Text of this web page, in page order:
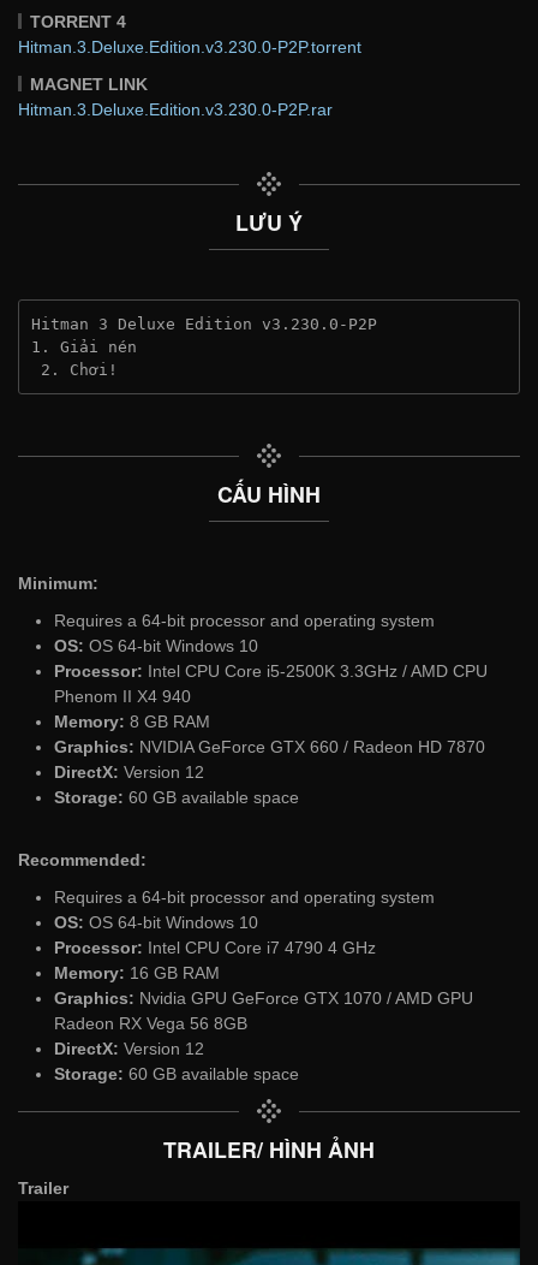
TORRENT 4
Hitman.3.Deluxe.Edition.v3.230.0-P2P.torrent
MAGNET LINK
Hitman.3.Deluxe.Edition.v3.230.0-P2P.rar
LƯU Ý
Hitman 3 Deluxe Edition v3.230.0-P2P
1. Giải nén
2. Chơi!
CẤU HÌNH
Minimum:
Requires a 64-bit processor and operating system
OS: OS 64-bit Windows 10
Processor: Intel CPU Core i5-2500K 3.3GHz / AMD CPU
Phenom II X4 940
Memory: 8 GB RAM
Graphics: NVIDIA GeForce GTX 660 / Radeon HD 7870
DirectX: Version 12
Storage: 60 GB available space
Recommended:
Requires a 64-bit processor and operating system
OS: OS 64-bit Windows 10
Processor: Intel CPU Core i7 4790 4 GHz
Memory: 16 GB RAM
Graphics: Nvidia GPU GeForce GTX 1070 / AMD GPU
Radeon RX Vega 56 8GB
DirectX: Version 12
Storage: 60 GB available space
TRAILER/ HÌNH ẢNH
Trailer